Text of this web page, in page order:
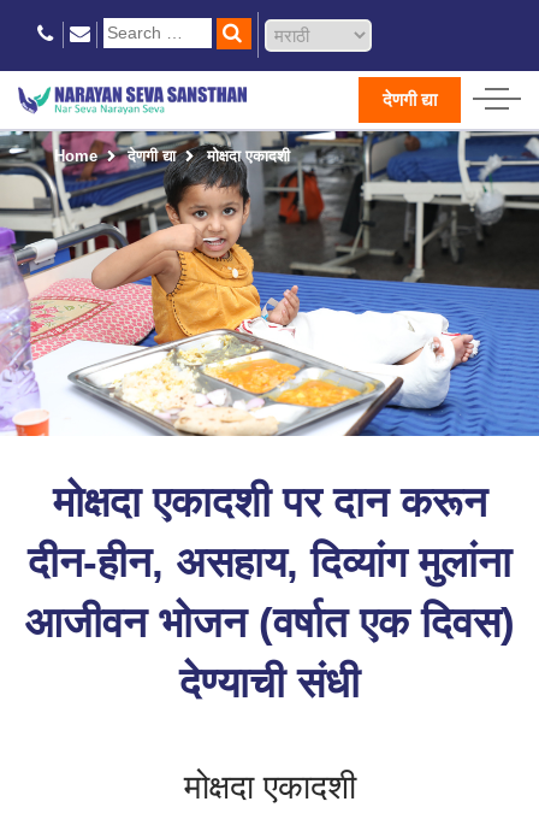
देणगी द्या
Home देणगी द्या मोक्षदा एकादशी
मोक्षदा एकादशी पर दान करून
दीन-हीन, असहाय, दिव्यांग मुलांना
आजीवन भोजन (वर्षात एक दिवस)
देण्याची संधी
मोक्षदा एकादशी